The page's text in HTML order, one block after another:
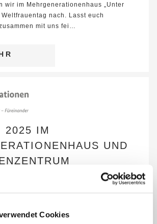
Cookies
wir im Mehrgenerationenhaus „Unter
nach. Lasst euch
mit uns fei…
2025 IM
UND
Am 09. Februar um 15:00
auf dem Vorplatz des